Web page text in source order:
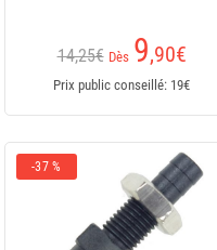
14,25€ Dès 9,90€
Prix public conseillé: 19€
-37 %